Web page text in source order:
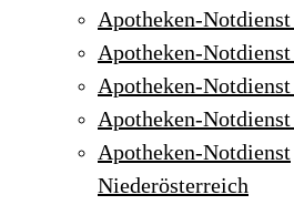
Apotheken-
Apotheken-
Apotheken-
Apotheken-
Apotheken-Notdienst
Niederösterreich